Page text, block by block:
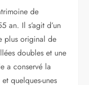
de
an. Il s’agit d’un
plus original de
doubles et une
a conservé la
quelques-unes